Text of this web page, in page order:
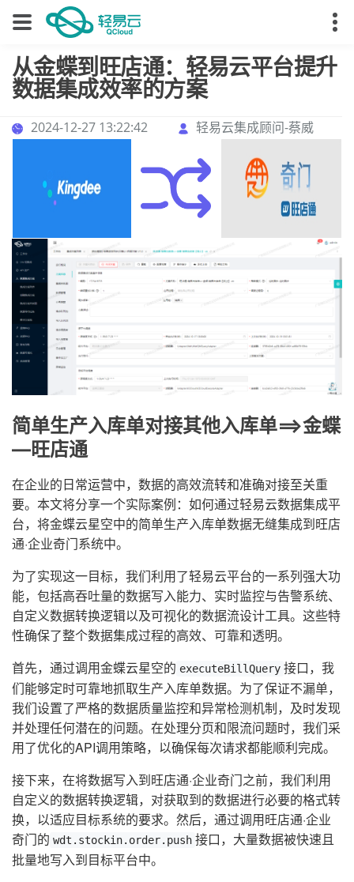
从金蝶到旺店通：轻易云平台提升
数据集成效率的方案
2024-12-27 13:22:42 轻易云集成顾问-蔡威
简单生产入库单对接其他入库单==>金蝶
—旺店通
在企业的日常运营中，数据的高效流转和准确对接至关重
要。本文将分享一个实际案例：如何通过轻易云数据集成平
台，将金蝶云星空中的简单生产入库单数据无缝集成到旺店
通·企业奇门系统中。
为了实现这一目标，我们利用了轻易云平台的一系列强大功
能，包括高吞吐量的数据写入能力、实时监控与告警系统、
自定义数据转换逻辑以及可视化的数据流设计工具。这些特
性确保了整个数据集成过程的高效、可靠和透明。
首先，通过调用金蝶云星空的 executeBillQuery 接口，我
们能够定时可靠地抓取生产入库单数据。为了保证不漏单，
我们设置了严格的数据质量监控和异常检测机制，及时发现
并处理任何潜在的问题。在处理分页和限流问题时，我们采
用了优化的API调用策略，以确保每次请求都能顺利完成。
接下来，在将数据写入到旺店通·企业奇门之前，我们利用
自定义的数据转换逻辑，对获取到的数据进行必要的格式转
换，以适应目标系统的要求。然后，通过调用旺店通·企业
奇门的 wdt.stockin.order.push 接口，大量数据被快速且
批量地写入到目标平台中。